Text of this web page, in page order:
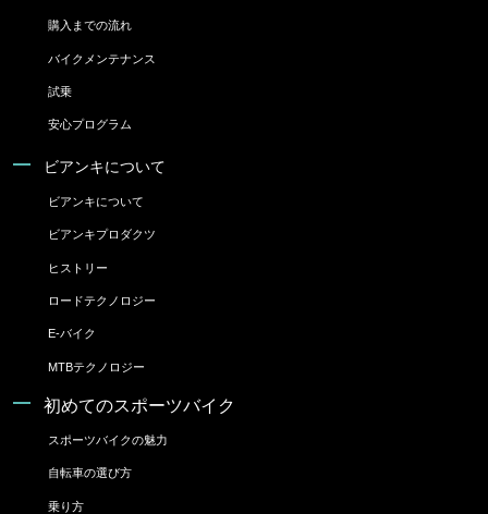
購入までの流れ
バイクメンテナンス
試乗
安心プログラム
ビアンキについて
ビアンキについて
ビアンキプロダクツ
ヒストリー
ロードテクノロジー
E-バイク
MTBテクノロジー
初めてのスポーツバイク
スポーツバイクの魅力
自転車の選び方
乗り方